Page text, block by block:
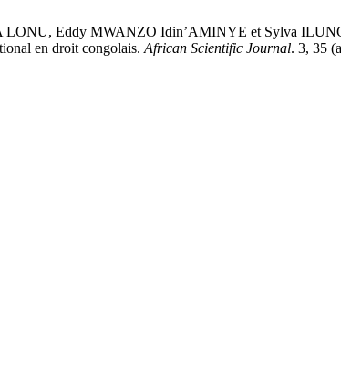
Eddy MWANZO Idin’AMINYE et Sylva
en droit congolais. African Scientific Journal. 3, 35